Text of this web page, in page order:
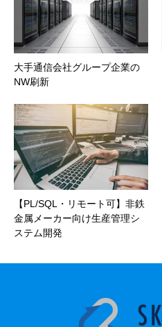
大手通信会社グループ企業の
NW刷新
【PL/SQL・リモート可】非鉄
金属メーカー向け生産管理シ
ステム開発